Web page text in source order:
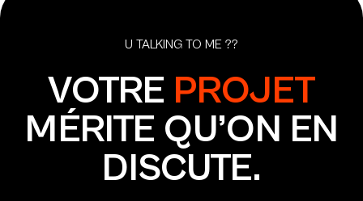
U TALKING TO ME ??
VOTRE PROJET
MÉRITE QU’ON EN
DISCUTE.